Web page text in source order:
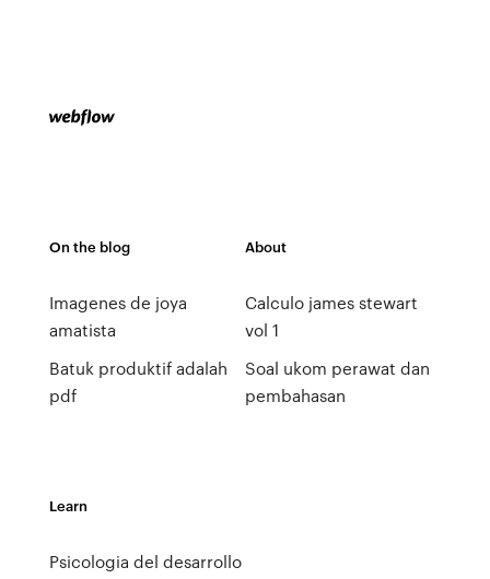
On the blog
Imagenes de joya
amatista
Batuk produktif adalah
pdf
About
Calculo james stewart
vol 1
Soal ukom perawat dan
pembahasan
Learn
Psicologia del desarrollo